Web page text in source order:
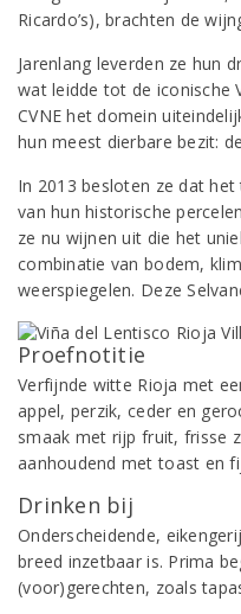
Ricardo’s), brachten de
Jarenlang leverden ze hun
wat leidde tot de iconische
CVNE het domein
hun meest dierbare bezit:
In 2013 besloten ze dat
van hun historische
ze nu wijnen uit die het
combinatie van bodem,
weerspiegelen. Deze
Proefnotitie
Verfijnde witte Rioja met
appel, perzik, ceder en
smaak met rijp fruit, frisse
aanhoudend met toast en
Drinken bij
Onderscheidende,
breed inzetbaar is. Prima
(voor)gerechten, zoals